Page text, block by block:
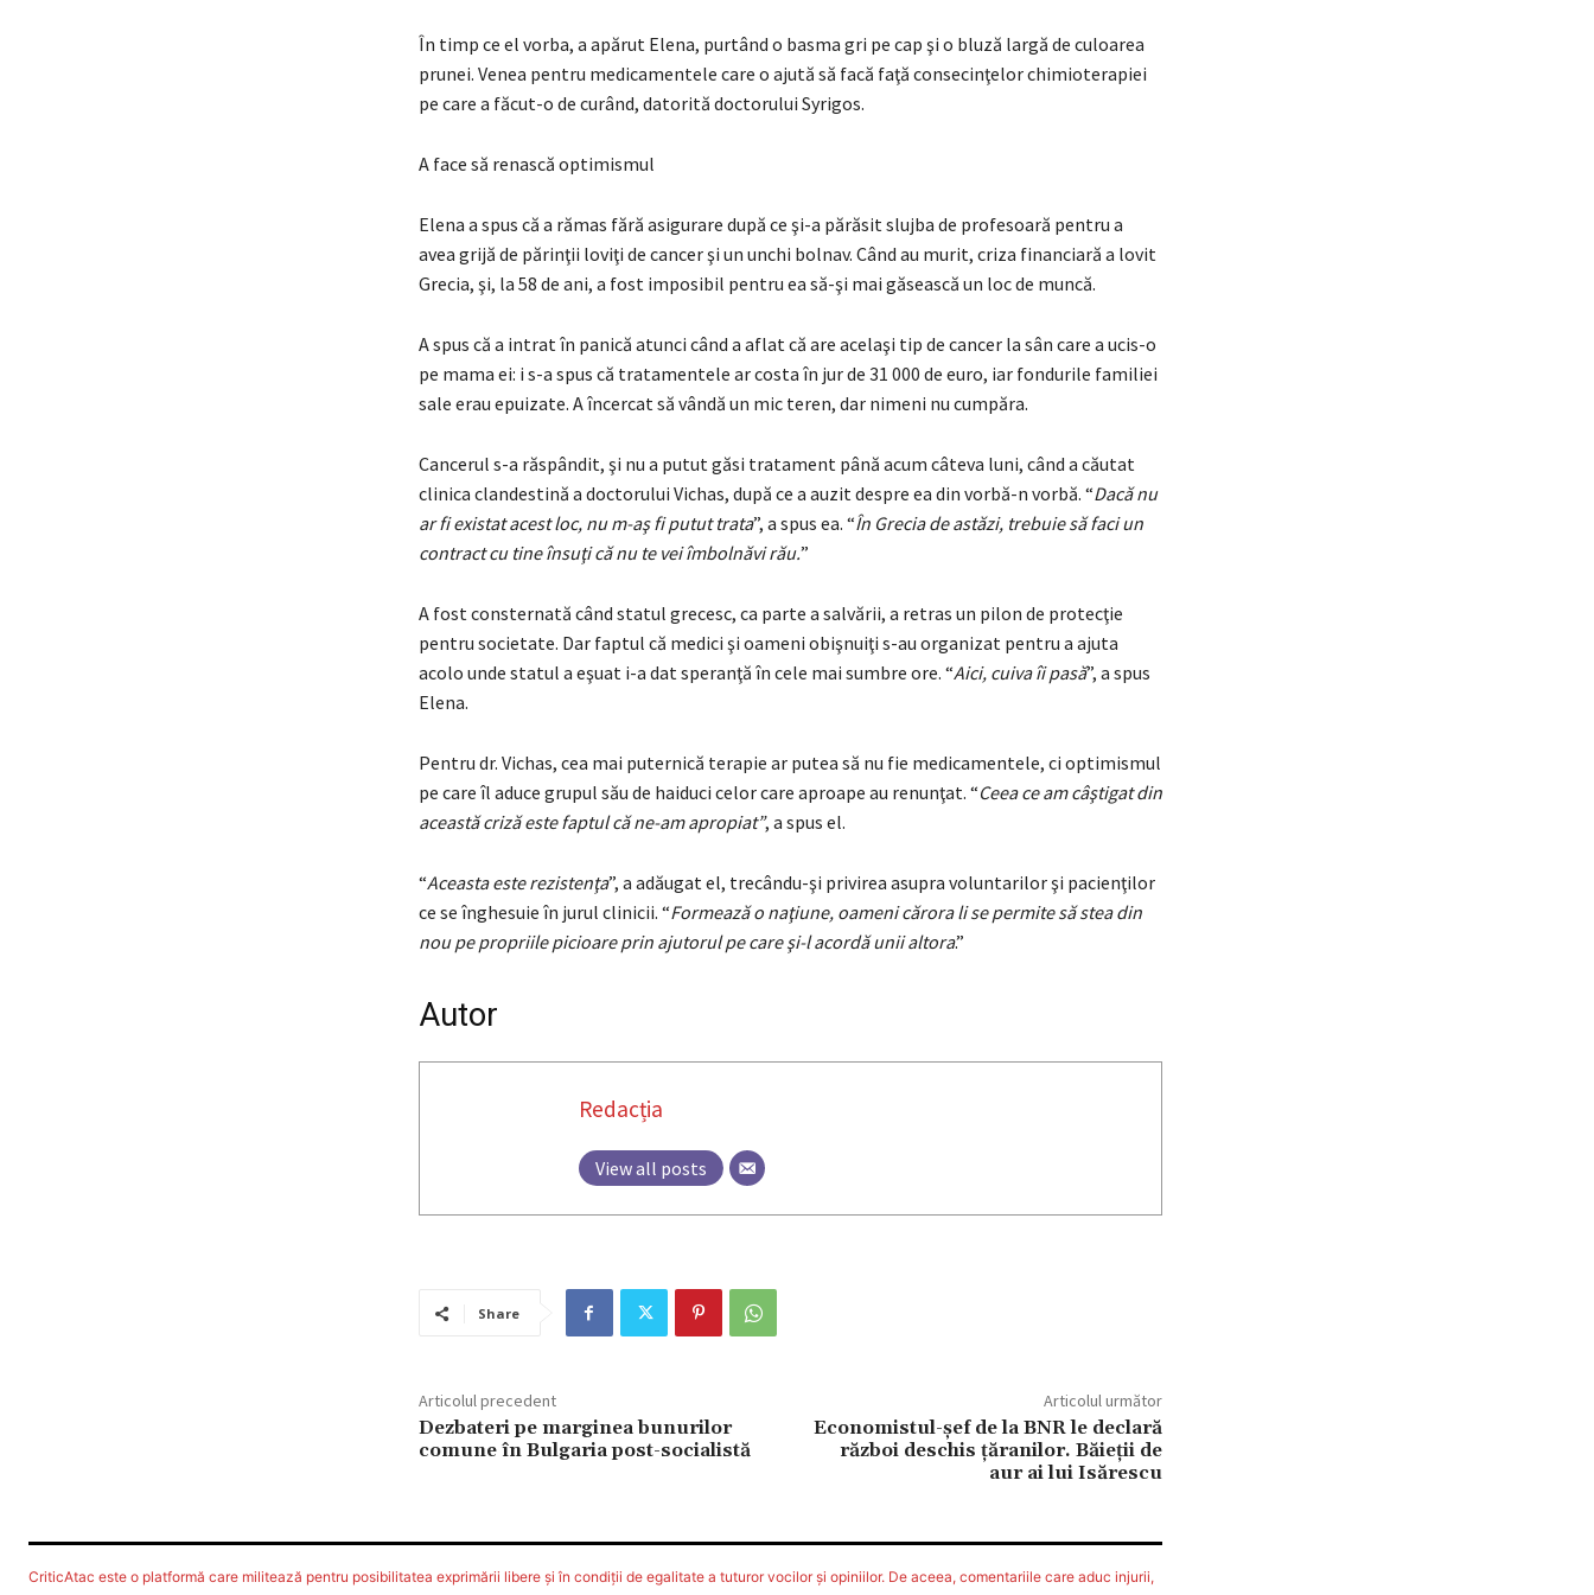
În timp ce el vorba, a apărut Elena, purtând o basma gri pe cap şi o bluză largă de culoarea
prunei. Venea pentru medicamentele care o ajută să facă faţă consecinţelor chimioterapiei
pe care a făcut-o de curând, datorită doctorului Syrigos.
A face să renască optimismul
Elena a spus că a rămas fără asigurare după ce şi-a părăsit slujba de profesoară pentru a
avea grijă de părinţii loviţi de cancer şi un unchi bolnav. Când au murit, criza financiară a lovit
Grecia, şi, la 58 de ani, a fost imposibil pentru ea să-şi mai găsească un loc de muncă.
A spus că a intrat în panică atunci când a aflat că are acelaşi tip de cancer la sân care a ucis-o
pe mama ei: i s-a spus că tratamentele ar costa în jur de 31 000 de euro, iar fondurile familiei
sale erau epuizate. A încercat să vândă un mic teren, dar nimeni nu cumpăra.
Cancerul s-a răspândit, şi nu a putut găsi tratament până acum câteva luni, când a căutat
clinica clandestină a doctorului Vichas, după ce a auzit despre ea din vorbă-n vorbă. “Dacă nu
ar fi existat acest loc, nu m-aş fi putut trata”, a spus ea. “În Grecia de astăzi, trebuie să faci un
contract cu tine însuţi că nu te vei îmbolnăvi rău.”
A fost consternată când statul grecesc, ca parte a salvării, a retras un pilon de protecţie
pentru societate. Dar faptul că medici şi oameni obişnuiţi s-au organizat pentru a ajuta
acolo unde statul a eşuat i-a dat speranţă în cele mai sumbre ore. “Aici, cuiva îi pasă”, a spus
Elena.
Pentru dr. Vichas, cea mai puternică terapie ar putea să nu fie medicamentele, ci optimismul
pe care îl aduce grupul său de haiduci celor care aproape au renunţat. “Ceea ce am câştigat din
această criză este faptul că ne-am apropiat”, a spus el.
“Aceasta este rezistenţa”, a adăugat el, trecându-şi privirea asupra voluntarilor şi pacienţilor
ce se înghesuie în jurul clinicii. “Formează o naţiune, oameni cărora li se permite să stea din
nou pe propriile picioare prin ajutorul pe care şi-l acordă unii altora.”
Autor
Redacția
View all posts
Share
Articolul precedent
Dezbateri pe marginea bunurilor
comune în Bulgaria post-socialistă
Articolul următor
Economistul-şef de la BNR le declară
război deschis ţăranilor. Băieţii de
aur ai lui Isărescu
CriticAtac este o platformă care militează pentru posibilitatea exprimării libere şi în condiţii de egalitate a tuturor vocilor şi opiniilor. De aceea, comentariile care aduc injurii,